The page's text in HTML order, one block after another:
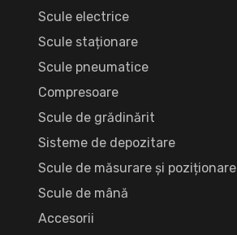
Scule electrice
Scule staționare
Scule pneumatice
Compresoare
Scule de grădinărit
Sisteme de depozitare
Scule de măsurare și poziționare
Scule de mână
Accesorii